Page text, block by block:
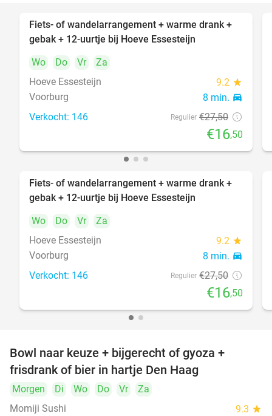
40%
Fiets- of wandelarrangement + warme drank +
gebak + 12-uurtje bij Hoeve Essesteijn
Wo
Do Vr
Za
Hoeve Essesteijn
9.2 star
Voorburg 8 min. directions_car
Verkocht: 146 Regulier €27,50
€16,50
40%
Fiets- of wandelarrangement + warme drank +
gebak + 12-uurtje bij Hoeve Essesteijn
Wo
Do Vr
Za
Hoeve Essesteijn
9.2 star
Voorburg 8 min. directions_car
Verkocht: 146 Regulier €27,50
€16,50
Bowl naar keuze + bijgerecht of gyoza +
frisdrank of bier in hartje Den Haag
Morgen Di Wo Do Vr
Za
Momiji Sushi
9.3 star